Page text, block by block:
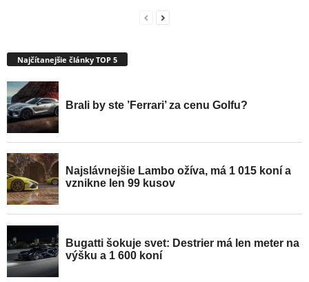
Najčítanejšie články TOP 5